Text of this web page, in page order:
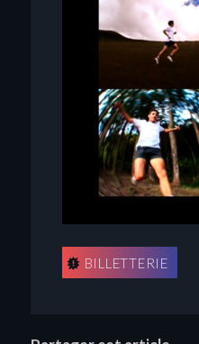
BILLETTERIE